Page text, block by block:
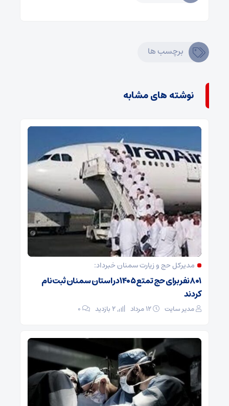
برچسب ها
نوشته های مشابه
مدیرکل حج و زیارت ‌سمنان خبرداد:
۸۰۱ نفر برای حج تمتع ۱۴۰۵ در استان سمنان ثبت نام
کردند
مدیر سایت ۰